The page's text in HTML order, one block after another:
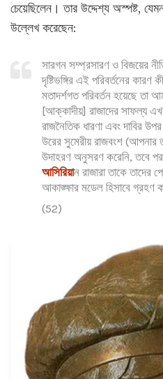
চেয়েছিলেন। তার উদ্দেশ্য অস্পষ্ট,
উল্লেখ করেছেন:
সারগন সম্প্রসারণ ও বিজয়ের
দৃষ্টিভঙ্গির এই পরিবর্তনের কারণ
মতাদর্শগত পরিবর্তন হয়েছে
[আক্কাদীয়] রাজাদের সাফল্য
রাজনৈতিক ধারণা এবং দাবির
উরের সুমেরীয় রাজবংশ (আপনার
উদাহরণ অনুসরণ করেনি, তবে
আসিরিয়ান রাজারা তাকে তাদের
আকাঙ্ক্ষার মডেল হিসাবে গ্রহণ
(52)